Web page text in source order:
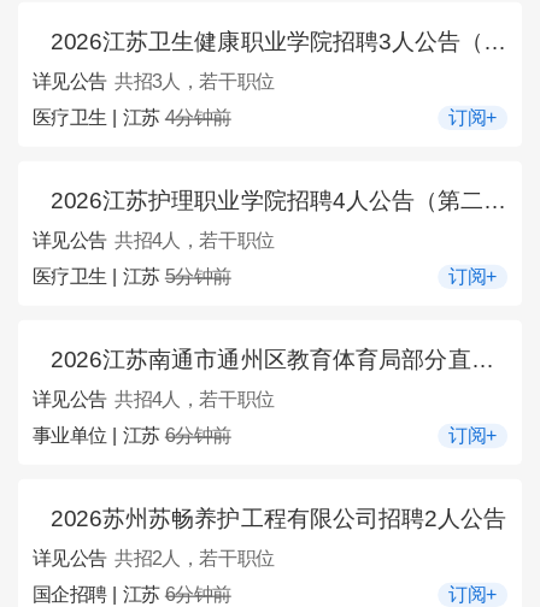
2026江苏卫生健康职业学院招聘3人公告（第二批）
详见公告 共招3人，若干职位
医疗卫生 | 江苏4分钟前 订阅+
2026江苏护理职业学院招聘4人公告（第二批）
详见公告 共招4人，若干职位
医疗卫生 | 江苏5分钟前 订阅+
2026江苏南通市通州区教育体育局部分直属事业单位选聘4人公告
详见公告 共招4人，若干职位
事业单位 | 江苏6分钟前 订阅+
2026苏州苏畅养护工程有限公司招聘2人公告
详见公告 共招2人，若干职位
国企招聘 | 江苏6分钟前 订阅+